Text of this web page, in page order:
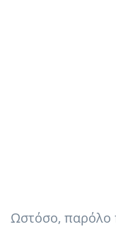
Ωστόσο, παρόλο